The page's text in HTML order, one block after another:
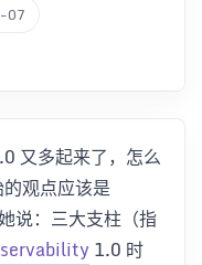
07
又多起来了，怎么
观点应该是
说：三大支柱（指
1.0 时